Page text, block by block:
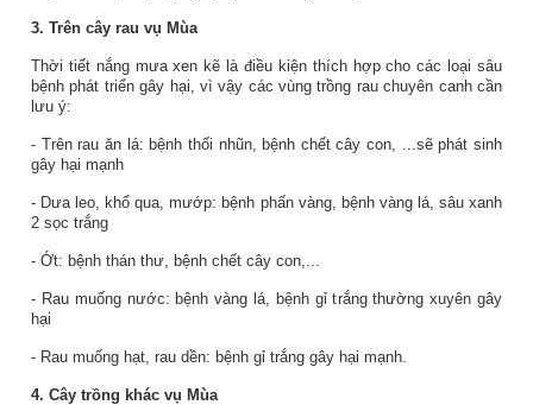
3. Trên cây rau vụ Mùa
Thời tiết nắng mưa xen kẽ là điều kiện thích hợp cho các loại sâu
bệnh phát triển gây hại, vì vậy các vùng trồng rau chuyên canh cần
lưu ý:
- Trên rau ăn lá: bệnh thối nhũn, bệnh chết cây con, ...sẽ phát sinh
gây hại mạnh
- Dưa leo, khổ qua, mướp: bệnh phấn vàng, bệnh vàng lá, sâu xanh
2 sọc trắng
- Ớt: bệnh thán thư, bệnh chết cây con,...
- Rau muống nước: bệnh vàng lá, bệnh gỉ trắng thường xuyên gây
hại
- Rau muống hạt, rau dền: bệnh gỉ trắng gây hại mạnh.
4. Cây trồng khác vụ Mùa